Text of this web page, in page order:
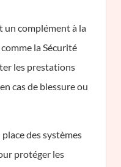
un complément à la
la Sécurité
les prestations
cas de blessure ou
des systèmes
protéger les